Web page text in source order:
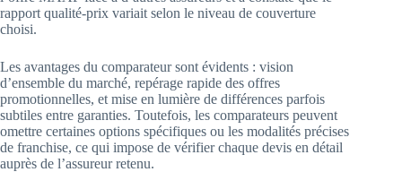
rapport qualité-prix variait selon le niveau de couverture
choisi.
Les avantages du comparateur sont évidents : vision
d’ensemble du marché, repérage rapide des offres
promotionnelles, et mise en lumière de différences parfois
subtiles entre garanties. Toutefois, les comparateurs peuvent
omettre certaines options spécifiques ou les modalités précises
de franchise, ce qui impose de vérifier chaque devis en détail
auprès de l’assureur retenu.